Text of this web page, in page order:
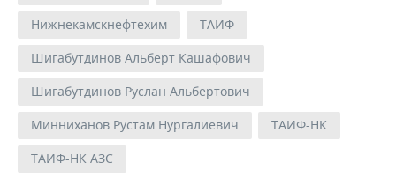
Нижнекамскнефтехим
ТАИФ
Шигабутдинов Альберт Кашафович
Шигабутдинов Руслан Альбертович
Минниханов Рустам Нургалиевич
ТАИФ-НК
ТАИФ-НК АЗС